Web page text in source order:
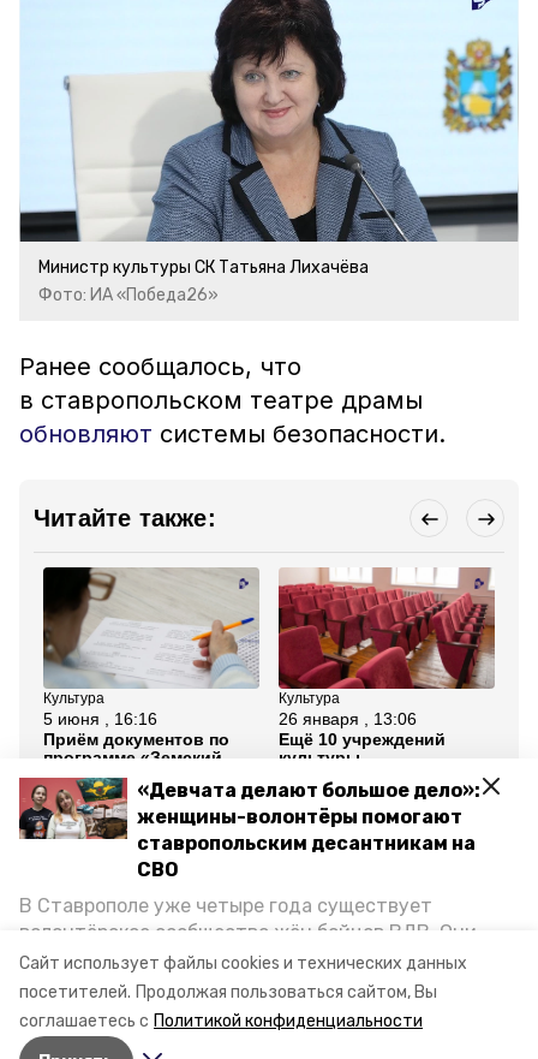
Сайт использует файлы cookies и технических данных
посетителей. Продолжая пользоваться сайтом, Вы
соглашаетесь с Политикой конфиденциальности
«Девчата делают большое дело»:
женщины-волонтёры помогают
ставропольским десантникам на
СВО
В Ставрополе уже четыре года существует
волонтёрское сообщество жён бойцов ВДВ. Они
организуют сборы вещей и продуктов для
участников спецоперации и лично отвозят всё это
на передовую. Девушки рассказали «Победе26», как
создавали добровольческий клуб и зачем проводят
Министр культуры СК Татьяна Лихачёва
Фото: ИА «Победа26»
Ранее сообщалось, что
в ставропольском театре драмы
обновляют системы безопасности.
Читайте также:
Культура
5 июня , 16:16
Приём документов по
программе «Земский
работник культуры»
проходит на
Ставрополье
Культура
26 января , 13:06
Ещё 10 учреждений
культуры
Ставрополье к концу
года
Все новости
минкульт ск губернатор ск